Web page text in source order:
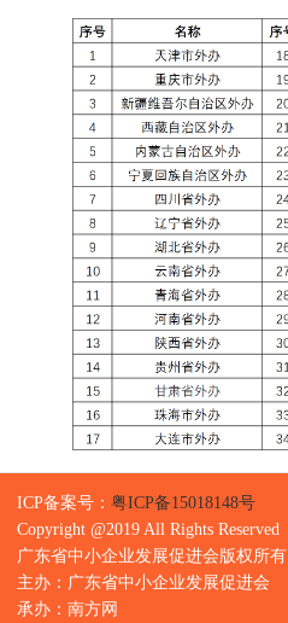
ICP备案号： 粤ICP备15018148号
Copyright @2019 All Rights Reserved
广东省中小企业发展促进会版权所有
主办：广东省中小企业发展促进会
承办：南方网